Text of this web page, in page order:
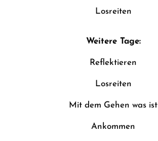
Losreiten
Weitere Tage:
Reflektieren
Losreiten
Mit dem Gehen was ist
Ankommen